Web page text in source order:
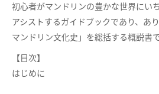
初心者がマンドリンの豊かな世界にい
アシストするガイドブックであり、あ
マンドリン文化史」を総括する概説書
【目次】
はじめに